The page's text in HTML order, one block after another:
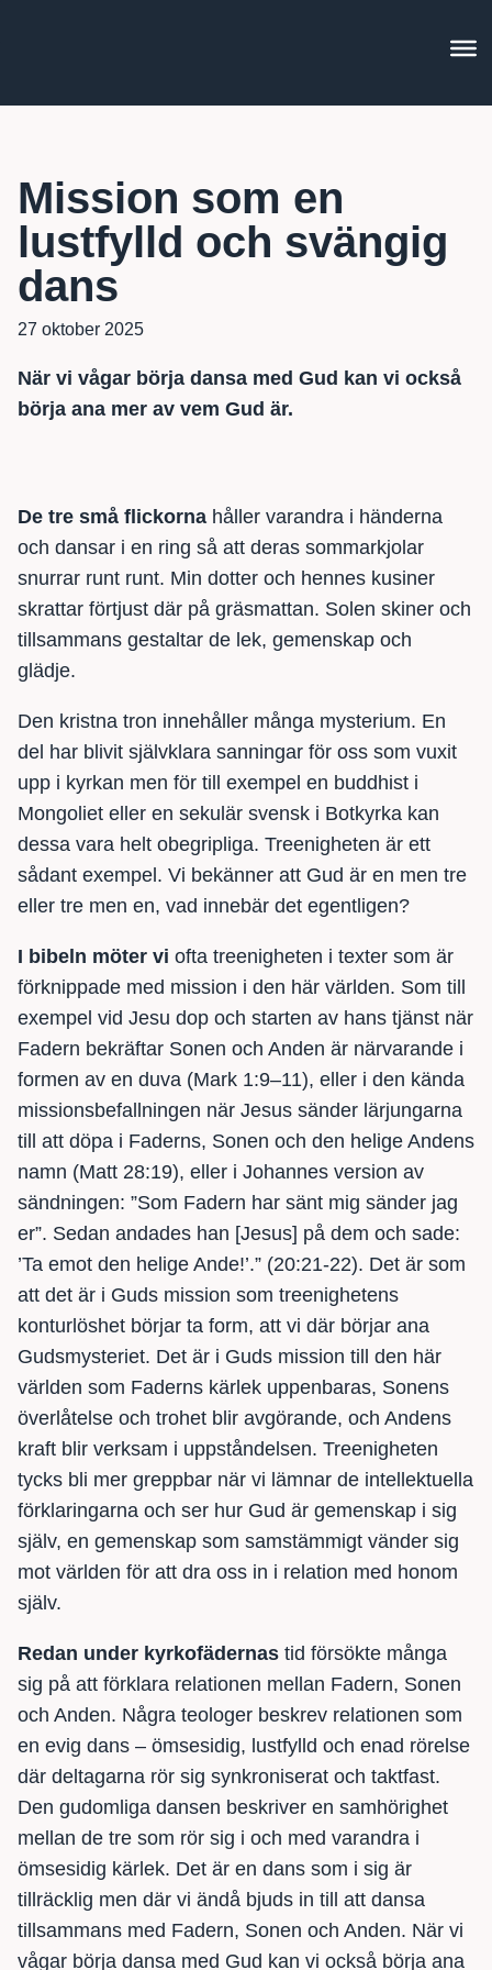
Mission som en
lustfylld och svängig
dans
27 oktober 2025
När vi vågar börja dansa med Gud kan vi också
börja ana mer av vem Gud är.
De tre små flickorna håller varandra i händerna
och dansar i en ring så att deras sommarkjolar
snurrar runt runt. Min dotter och hennes kusiner
skrattar förtjust där på gräsmattan. Solen skiner och
tillsammans gestaltar de lek, gemenskap och
glädje.
Den kristna tron innehåller många mysterium. En
del har blivit självklara sanningar för oss som vuxit
upp i kyrkan men för till exempel en buddhist i
Mongoliet eller en sekulär svensk i Botkyrka kan
dessa vara helt obegripliga. Treenigheten är ett
sådant exempel. Vi bekänner att Gud är en men tre
eller tre men en, vad innebär det egentligen?
I bibeln möter vi ofta treenigheten i texter som är
förknippade med mission i den här världen. Som till
exempel vid Jesu dop och starten av hans tjänst när
Fadern bekräftar Sonen och Anden är närvarande i
formen av en duva (Mark 1:9–11), eller i den kända
missionsbefallningen när Jesus sänder lärjungarna
till att döpa i Faderns, Sonen och den helige Andens
namn (Matt 28:19), eller i Johannes version av
sändningen: ”Som Fadern har sänt mig sänder jag
er”. Sedan andades han [Jesus] på dem och sade:
’Ta emot den helige Ande!’.” (20:21-22). Det är som
att det är i Guds mission som treenighetens
konturlöshet börjar ta form, att vi där börjar ana
Gudsmysteriet. Det är i Guds mission till den här
världen som Faderns kärlek uppenbaras, Sonens
överlåtelse och trohet blir avgörande, och Andens
kraft blir verksam i uppståndelsen. Treenigheten
tycks bli mer greppbar när vi lämnar de intellektuella
förklaringarna och ser hur Gud är gemenskap i sig
själv, en gemenskap som samstämmigt vänder sig
mot världen för att dra oss in i relation med honom
själv.
Redan under kyrkofädernas tid försökte många
sig på att förklara relationen mellan Fadern, Sonen
och Anden. Några teologer beskrev relationen som
en evig dans – ömsesidig, lustfylld och enad rörelse
där deltagarna rör sig synkroniserat och taktfast.
Den gudomliga dansen beskriver en samhörighet
mellan de tre som rör sig i och med varandra i
ömsesidig kärlek. Det är en dans som i sig är
tillräcklig men där vi ändå bjuds in till att dansa
tillsammans med Fadern, Sonen och Anden. När vi
vågar börja dansa med Gud kan vi också börja ana